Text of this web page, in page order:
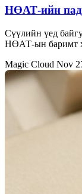
НӨАТ-ийн
Сүүлийн үед
НӨАТ-ын баримт
Magic Cloud Nov